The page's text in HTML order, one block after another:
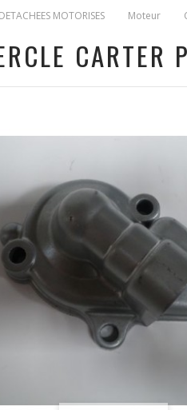
MOTORISES Moteur
CARTER